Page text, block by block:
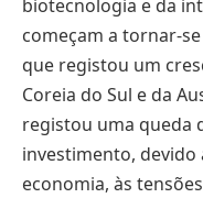
biotecnologia e da
começam a tornar-
que registou um
Coreia do Sul e da
registou uma queda
investimento,
economia, às